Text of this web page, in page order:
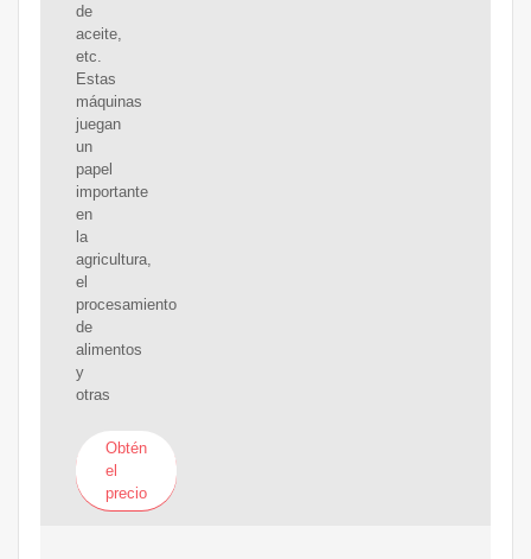
de
aceite,
etc.
Estas
máquinas
juegan
un
papel
importante
en
la
agricultura,
el
procesamiento
de
alimentos
y
otras
Obtén
el
precio